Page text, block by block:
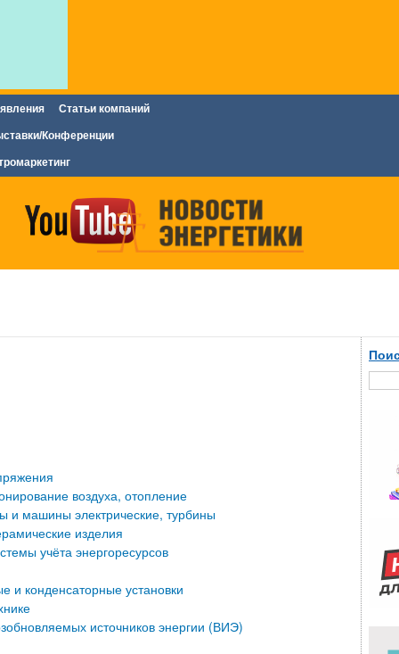
Статьи компаний
Конференции
воздуха, отопление
и машины электрические, турбины
изделия
учёта энергоресурсов
и конденсаторные установки
источников энергии (ВИЭ)